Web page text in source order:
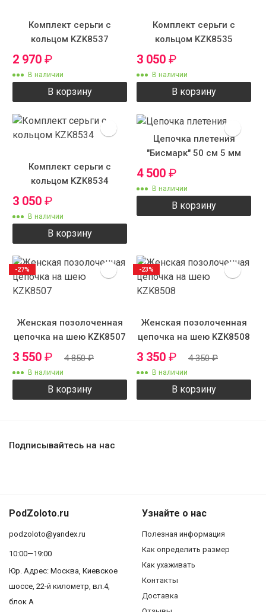
Комплект серьги с
кольцом KZK8537
2 970 ₽
В наличии
В корзину
Комплект серьги с
кольцом KZK8535
3 050 ₽
В наличии
В корзину
Комплект серьги с
кольцом KZK8534
3 050 ₽
В наличии
В корзину
Цепочка плетения
"Бисмарк" 50 см 5 мм
4 500 ₽
В наличии
В корзину
Женская позолоченная
цепочка на шею KZK8507
3 550 ₽ 4 850₽
В наличии
В корзину
-27%
Женская позолоченная
цепочка на шею KZK8508
3 350 ₽ 4 350₽
В наличии
В корзину
-23%
Подписывайтесь на нас
PodZoloto.ru
podzoloto@yandex.ru
10:00—19:00
Юр. Адреc: Москва, Киевское
шоссе, 22-й километр, вл.4,
блок А
Узнайте о нас
Полезная информация
Как определить размер
Как ухаживать
Контакты
Доставка